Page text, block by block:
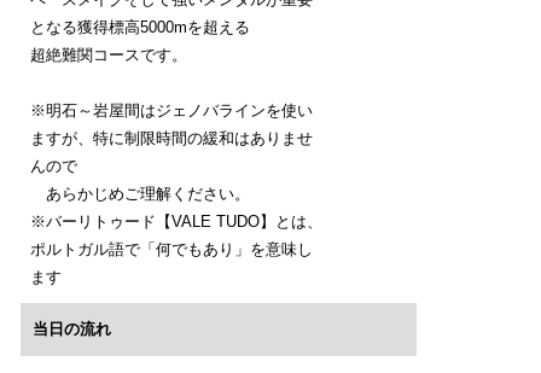
となる獲得標高5000mを超える
超絶難関コースです。
※明石～岩屋間はジェノバラインを使い
ますが、特に制限時間の緩和はありませ
んので
あらかじめご理解ください。
※バーリトゥード【VALE TUDO】とは、
ポルトガル語で「何でもあり」を意味し
ます
当日の流れ